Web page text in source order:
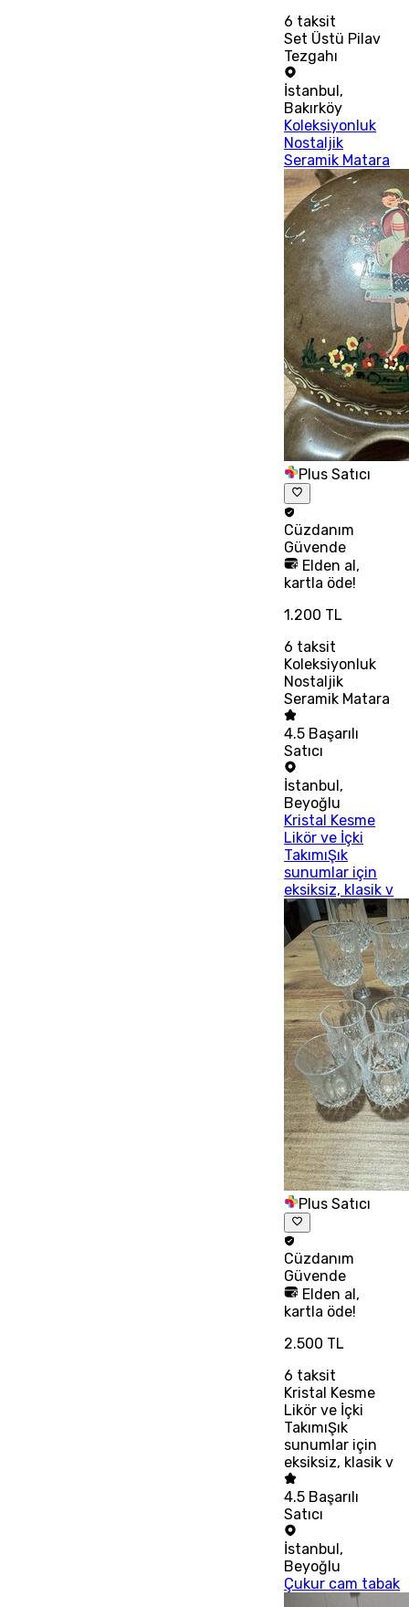
6 taksit
Set Üstü Pilav
Tezgahı
İstanbul ,
Bakırköy
Koleksiyonluk
Nostaljik
Seramik Matara
Plus Satıcı
Cüzdanım
Güvende
Elden al,
kartla öde!
1.200 TL
6 taksit
Koleksiyonluk
Nostaljik
Seramik Matara
4.5 Başarılı
Satıcı
İstanbul,
Beyoğlu
Kristal Kesme
Likör ve İçki
TakımıŞık
sunumlar için
eksiksiz, klasik v
Plus Satıcı
Cüzdanım
Güvende
Elden al,
kartla öde!
2.500 TL
6 taksit
Kristal Kesme
Likör ve İçki
TakımıŞık
sunumlar için
eksiksiz, klasik v
4.5 Başarılı
Satıcı
İstanbul,
Beyoğlu
Çukur cam tabak